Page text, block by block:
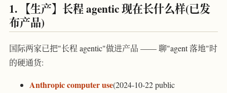
1. 【生产】长程 agentic 现在长什么样(已发
布产品)
国际两家已把"长程 agentic"做进产品 —— 聊"agent 落地"时
的硬通货:
Anthropic computer use(2024-10-22 public